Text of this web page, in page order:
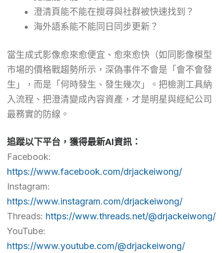
澄清頁能不能在搜尋與社群被快速找到？
海外語系能不能同日同步更新？
當生成式影像愈來愈便宜、愈來愈快（如同影像模型
市場的價格戰趨勢所示，深偽事件不會是「會不會發
生」，而是「何時發生、發生幾次」。把檢測工具納
入流程、把澄清變成內容資產，才是明星與經紀公司
最務實的防線。
追蹤以下平台，獲得最新AI資訊：
Facebook:
https://www.facebook.com/drjackeiwong/
Instagram:
https://www.instagram.com/drjackeiwong/
Threads: https://www.threads.net/@drjackeiwong/
YouTube:
https://www.youtube.com/@drjackeiwong/